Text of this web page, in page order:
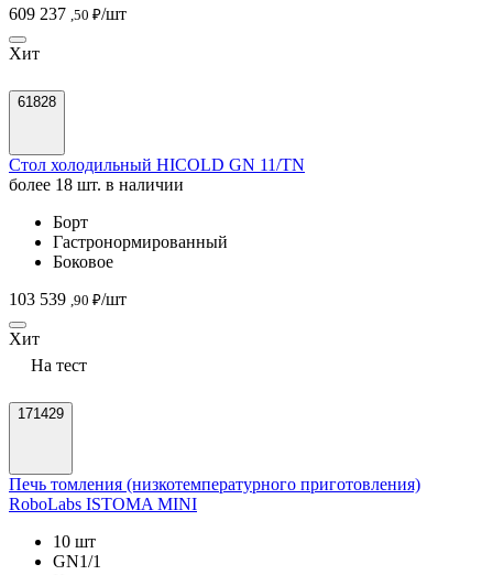
609 237 ,50 ₽/шт
Хит
61828
Стол холодильный HICOLD GN 11/TN
более 18 шт. в наличии
Борт
Гастронормированный
Боковое
103 539 ,90 ₽/шт
Хит
На тест
171429
Печь томления (низкотемпературного приготовления)
RoboLabs ISTOMA MINI
10 шт
GN1/1